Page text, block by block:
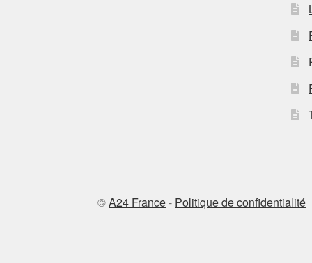
©A24 France- Politique de confidentialité